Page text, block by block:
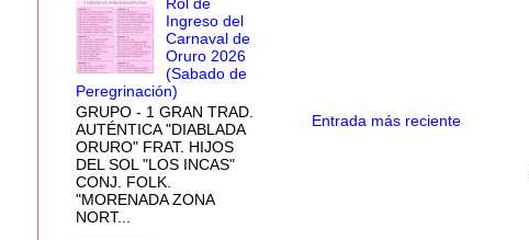
Entrada más reciente
Rol de
Ingreso del
Carnaval de
Oruro 2026
(Sabado de
Peregrinación)
GRUPO - 1 GRAN TRAD.
AUTÉNTICA "DIABLADA
ORURO" FRAT. HIJOS
DEL SOL "LOS INCAS"
CONJ. FOLK.
"MORENADA ZONA
NORT...